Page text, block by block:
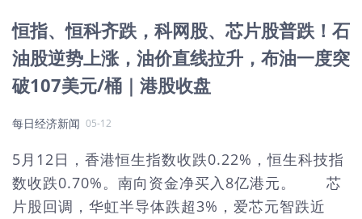
恒指、恒科齐跌，科网股、芯片股普跌！石
油股逆势上涨，油价直线拉升，布油一度突
破107美元/桶｜港股收盘
每日经济新闻 05-12
5月12日，香港恒生指数收跌0.22%，恒生科技指
数收跌0.70%。南向资金净买入8亿港元。 芯
片股回调，华虹半导体跌超3%，爱芯元智跌近